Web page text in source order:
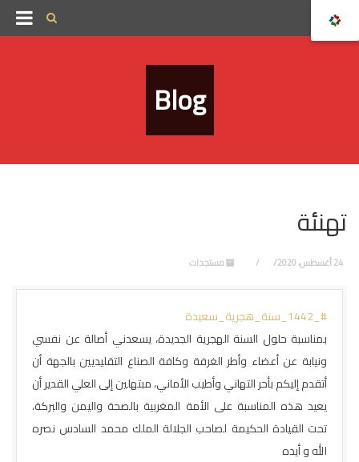
Blog
تهنئة
24 أغسطس، 2020 مستجدات
#_1442_سنة_هجرية_سعيدة
بمناسبة حلول السنة الهجرية الجديدة، يسعدني أصالة عن نفسي
ونيابة عن أعضاء وأطر الغرفة وكافة الصناع التقليديين بالجهة أن
أتقدم إليكم بأحر التهاني وأطيب الأماني، مبتهلين إلى العلي القدير أن
يعيد هذه المناسبة على الأمة المغربية بالصحة واليمن والبركة،
تحت القيادة الحكيمة لصاحب الجلالة الملك محمد السادس نصره
الله و أيده